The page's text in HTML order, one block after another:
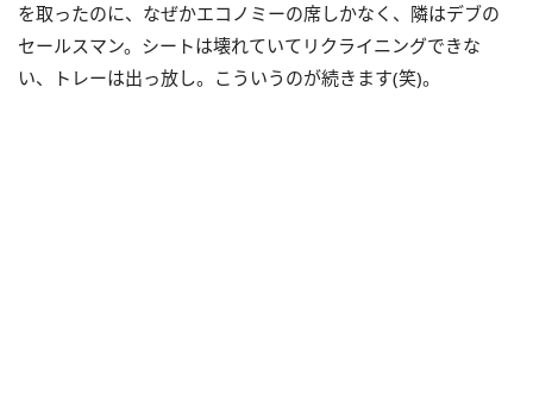
を取ったのに、なぜかエコノミーの席しかなく、隣はデブの
セールスマン。シートは壊れていてリクライニングできな
い、トレーは出っ放し。こういうのが続きます(笑)。